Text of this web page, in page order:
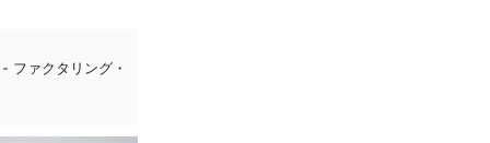
ファクタリング・